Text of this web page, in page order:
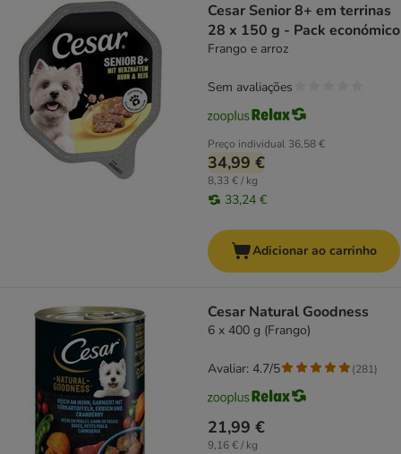
Cesar Senior 8+ em terrinas
28 x 150 g - Pack económico
Frango e arroz
Preço individual 36,58 €
34,99 €
8,33 € / kg
33,24 €
Sem avaliações
Adicionar ao carrinho
Cesar Natural Goodness
6 x 400 g (Frango)
21,99 €
9,16 € / kg
Avaliar: 4.7/5 (281)